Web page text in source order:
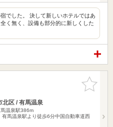
でした。 決して新しいホテルではあ
く無く、設備も部分的に新しくした
お気に入
りに追加
北区 / 有馬温泉
温泉駅386m
馬温泉駅より徒歩6分中国自動車道西